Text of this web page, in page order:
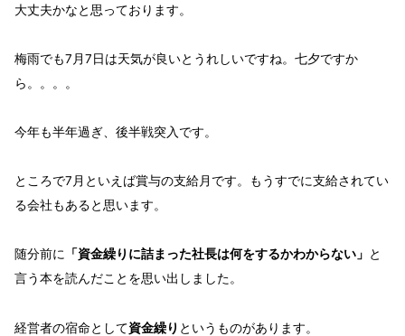
大丈夫かなと思っております。
梅雨でも7月7日は天気が良いとうれしいですね。七夕ですか
ら。。。。
今年も半年過ぎ、後半戦突入です。
ところで7月といえば賞与の支給月です。もうすでに支給されてい
る会社もあると思います。
随分前に 「資金繰りに詰まった社長は何をするかわからない」 と
言う本を読んだことを思い出しました。
経営者の宿命として資金繰り というものがあります。